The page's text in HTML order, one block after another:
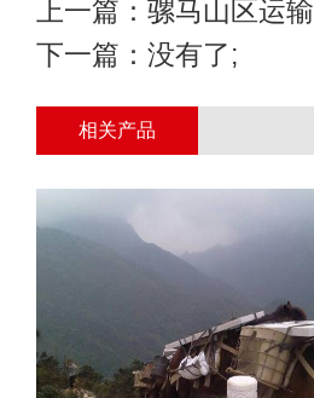
上一篇： 骡马山区运输
下一篇：没有了;
相关产品